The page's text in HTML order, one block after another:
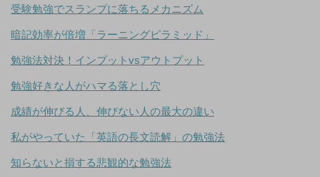
受験勉強でスランプに落ちるメカニズム
暗記効率が倍増「ラーニングピラミッド」
勉強法対決！インプットvsアウトプット
勉強好きな人がハマる落とし穴
成績が伸びる人、伸びない人の最大の違い
私がやっていた「英語の長文読解」の勉強法
知らないと損する悲観的な勉強法